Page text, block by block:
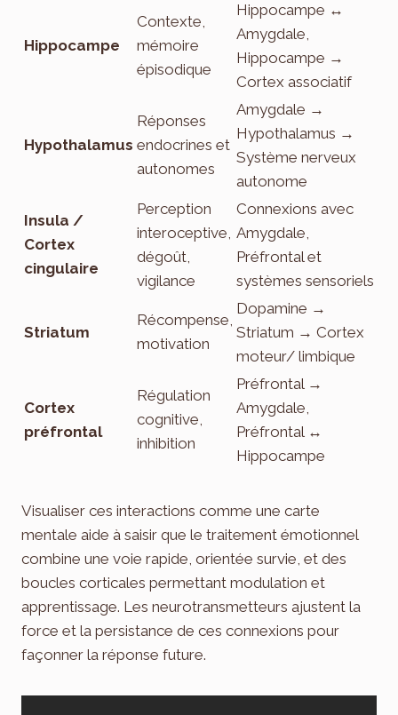
Hippocampe
Contexte,
mémoire
épisodique
Hippocampe ↔
Amygdale,
Hippocampe →
Cortex associatif
Hypothalamus
Réponses
endocrines et
autonomes
Amygdale →
Hypothalamus →
Système nerveux
autonome
Insula /
Cortex
cingulaire
Perception
interoceptive,
dégoût,
vigilance
Connexions avec
Amygdale,
Préfrontal et
systèmes sensoriels
Striatum
Récompense,
motivation
Dopamine →
Striatum → Cortex
moteur/ limbique
Cortex
préfrontal
Régulation
cognitive,
inhibition
Préfrontal →
Amygdale,
Préfrontal ↔
Hippocampe
Visualiser ces interactions comme une carte
mentale aide à saisir que le traitement émotionnel
combine une voie rapide, orientée survie, et des
boucles corticales permettant modulation et
apprentissage. Les neurotransmetteurs ajustent la
force et la persistance de ces connexions pour
façonner la réponse future.